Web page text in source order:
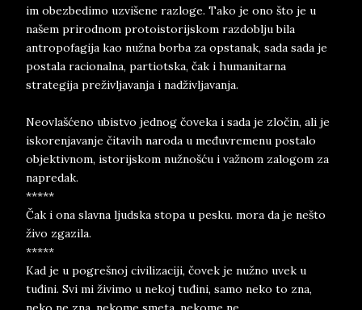
im obezbedimo uzvišene razloge. Tako je ono što je u
našem prirodnom protoistorijskom razdoblju bila
antropofagija kao nužna borba za opstanak, sada sada je
postala racionalna, partiotska, čak i humanitarna
strategija preživljavanja i nadživljavanja.
Neovlašćeno ubistvo jednog čoveka i sada je zločin, ali je
iskorenjavanje čitavih naroda u međuvremenu postalo
objektivnom, istorijskom nužnošću i važnom zalogom za
napredak.
*****
Čak i ona slavna ljudska stopa u pesku. mora da je nešto
živo zgazila.
*****
Kad je u pogrešnoj civilizaciji, čovek je nužno uvek u
tuđini. Svi mi živimo u nekoj tuđini, samo neko to zna,